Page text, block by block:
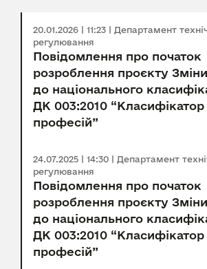
20.01.2026 | 11:23 | Департамент
регулювання
Повідомлення про початок
розроблення проєкту
до національного
ДК 003:2010 “Класифікатор
професій”
24.07.2025 | 14:30 | Департамент
регулювання
Повідомлення про початок
розроблення проєкту
до національного
ДК 003:2010 “Класифікатор
професій”